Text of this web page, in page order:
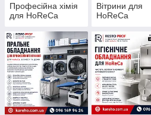
Професійна хімія
для HoReCa
Вітрини для
HoReCa